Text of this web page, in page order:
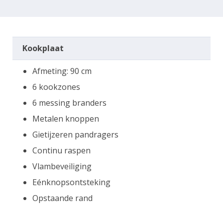
Kookplaat
Afmeting: 90 cm
6 kookzones
6 messing branders
Metalen knoppen
Gietijzeren pandragers
Continu raspen
Vlambeveiliging
Eénknopsontsteking
Opstaande rand